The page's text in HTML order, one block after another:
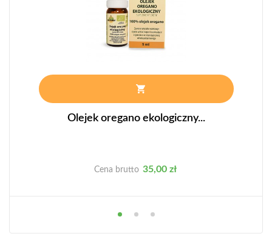
Olejek oregano ekologiczny...
Cena brutto Cena
35,00 zł